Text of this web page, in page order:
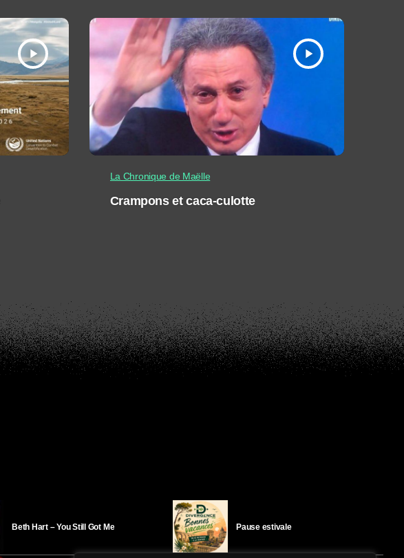
play_arrow play_arrow
La Chronique de Maëlle
Crampons et caca-culotte
Beth Hart – You Still Got Me Pause estivale